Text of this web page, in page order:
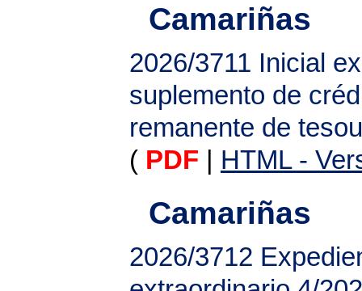
Camariñas
2026/3711 Inicial
suplemento de
remanente de
( PDF HTML -
Camariñas
2026/3712